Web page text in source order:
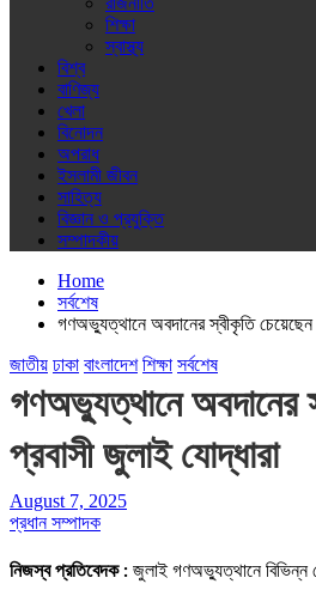
শিক্ষা
স্বাস্থ্য
বিশ্ব
বাণিজ্য
খেলা
বিনোদন
অপরাধ
ইসলামী জীবন
সাহিত্য
বিজ্ঞান ও প্রযুক্তি
সম্পাদকীয়
Home
সর্বশেষ
গণঅভ্যুত্থানে অবদানের স্বীকৃতি চেয়েছেন
জাতীয় ঢাকা বাংলাদেশ শিক্ষা সর্বশেষ
গণঅভ্যুত্থানে অবদানের
প্রবাসী জুলাই যোদ্ধারা
August 7, 2025
প্রধান সম্পাদক
নিজস্ব প্রতিবেদক : জুলাই গণঅভ্যুত্থানে